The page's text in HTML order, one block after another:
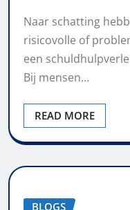
Naar schatting
risicovolle of
een
Bij mensen…
READ MORE
BLOGS